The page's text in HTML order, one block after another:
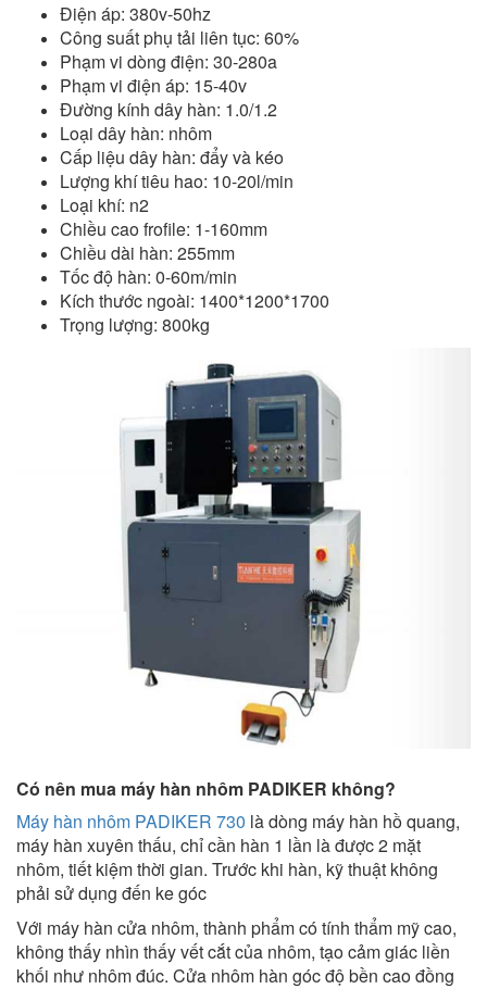
Điện áp: 380v-50hz
Công suất phụ tải liên tục: 60%
Phạm vi dòng điện: 30-280a
Phạm vi điện áp: 15-40v
Đường kính dây hàn: 1.0/1.2
Loại dây hàn: nhôm
Cấp liệu dây hàn: đẩy và kéo
Lượng khí tiêu hao: 10-20l/min
Loại khí: n2
Chiều cao frofile: 1-160mm
Chiều dài hàn: 255mm
Tốc độ hàn: 0-60m/min
Kích thước ngoài: 1400*1200*1700
Trọng lượng: 800kg
Có nên mua máy hàn nhôm PADIKER không?
Máy hàn nhôm PADIKER 730 là dòng máy hàn hồ quang,
máy hàn xuyên thấu, chỉ cần hàn 1 lần là được 2 mặt
nhôm, tiết kiệm thời gian. Trước khi hàn, kỹ thuật không
phải sử dụng đến ke góc
Với máy hàn cửa nhôm, thành phẩm có tính thẩm mỹ cao,
không thấy nhìn thấy vết cắt của nhôm, tạo cảm giác liền
khối như nhôm đúc. Cửa nhôm hàn góc độ bền cao đồng